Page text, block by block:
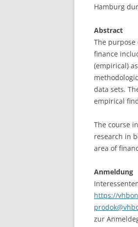
Hamburg
Abstract
The
finance
(empirical)
data sets.
empirical
The course
research in
area of
Anmeldung
https://
zur